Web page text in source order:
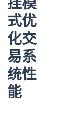
式优
化交
易系
统性
能